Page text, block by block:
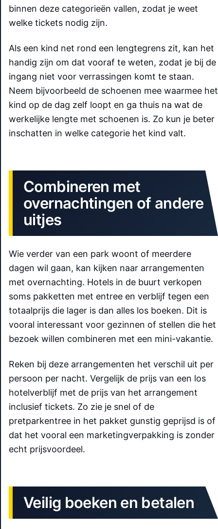
binnen deze categorieën vallen, zodat je weet
welke tickets nodig zijn.
Als een kind net rond een lengtegrens zit, kan het
handig zijn om dat vooraf te weten, zodat je bij de
ingang niet voor verrassingen komt te staan.
Neem bijvoorbeeld de schoenen mee waarmee het
kind op de dag zelf loopt en ga thuis na wat de
werkelijke lengte met schoenen is. Zo kun je beter
inschatten in welke categorie het kind valt.
Combineren met
overnachtingen of andere
uitjes
Wie verder van een park woont of meerdere
dagen wil gaan, kan kijken naar arrangementen
met overnachting. Hotels in de buurt verkopen
soms pakketten met entree en verblijf tegen een
totaalprijs die lager is dan alles los boeken. Dit is
vooral interessant voor gezinnen of stellen die het
bezoek willen combineren met een mini-vakantie.
Reken bij deze arrangementen het verschil uit per
persoon per nacht. Vergelijk de prijs van een los
hotelverblijf met de prijs van het arrangement
inclusief tickets. Zo zie je snel of de
pretparkentree in het pakket gunstig geprijsd is of
dat het vooral een marketingverpakking is zonder
echt prijsvoordeel.
Veilig boeken en betalen